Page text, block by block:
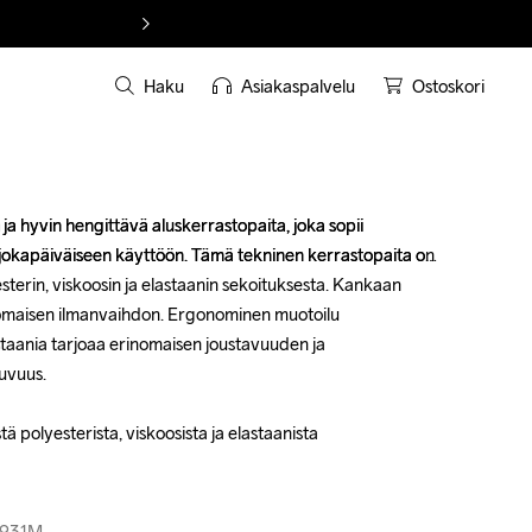
Haku Asiakaspalvelu Ostoskori
hyvin hengittävä aluskerrastopaita, joka sopii
käyttöön. Tämä tekninen kerrastopaita on
viskoosin ja elastaanin sekoituksesta. Kankaan
ilmanvaihdon. Ergonominen muotoilu
tarjoaa erinomaisen joustavuuden ja
polyesterista, viskoosista ja elastaanista
hyvin hengittävä aluskerrastopaita, joka sopii
käyttöön. Tämä tekninen kerrastopaita on
viskoosin ja elastaanin sekoituksesta. Kankaan
ilmanvaihdon. Ergonominen muotoilu
tarjoaa erinomaisen joustavuuden ja
polyesterista, viskoosista ja elastaanista